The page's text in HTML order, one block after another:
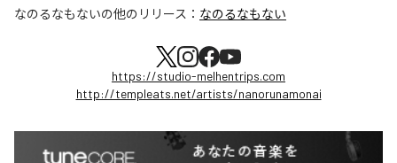
なのるなもないの他のリリース： なのるなもない
https://studio-melhentrips.com
http://templeats.net/artists/nanorunamonai